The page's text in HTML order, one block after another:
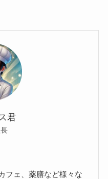
君
フェ、薬膳など様々な